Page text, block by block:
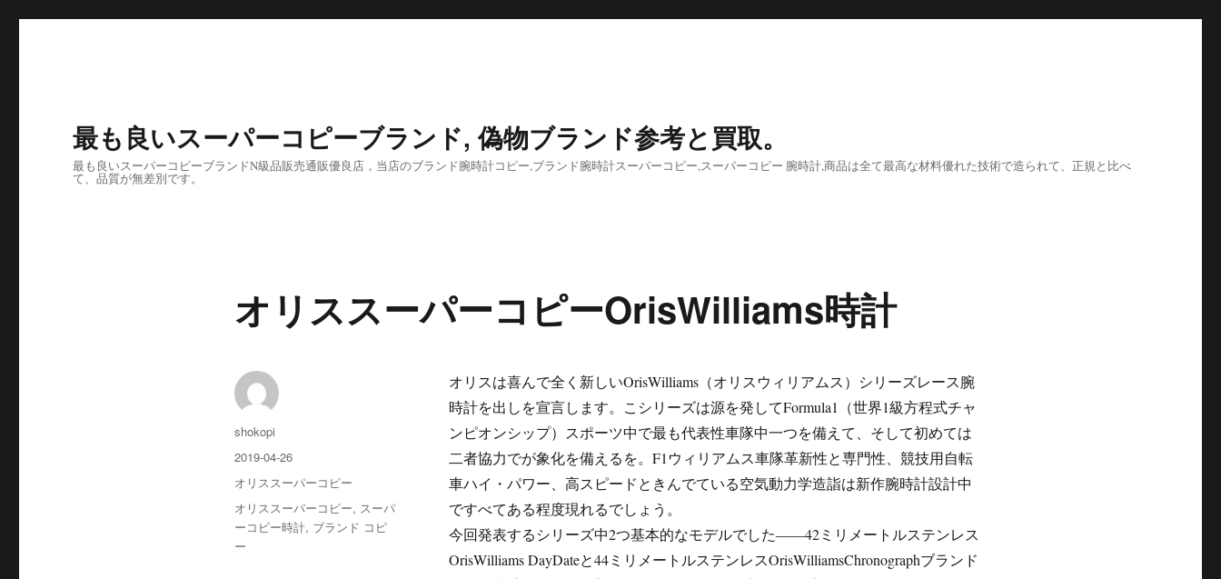
最も良いスーパーコピーブランド, 偽物ブランド参考と買取。
最も良いスーパーコピーブランドN級品販売通販優良店，当店のブランド腕時計コピー,ブランド腕時計スーパーコピー,スーパーコピー 腕時計,商品は全て最高な材料優れた技術で造られて、正規と比べ
て、品質が無差別です。
オリススーパーコピーOrisWilliams時計
オリスは喜んで全く新しいOrisWilliams（オリスウィリアムス）シリーズレース腕
時計を出しを宣言します。こシリーズは源を発してFormula1（世界1級方程式チャ
ンピオンシップ）スポーツ中で最も代表性車隊中一つを備えて、そして初めては
二者協力でが象化を備えるを。F1ウィリアムス車隊革新性と専門性、競技用自転
車ハイ・パワー、高スピードときんでている空気動力学造詣は新作腕時計設計中
ですべてある程度現れるでしょう。
今回発表するシリーズ中2つ基本的なモデルでした――42ミリメートルステンレス
OrisWilliams DayDateと44ミリメートルステンレスOrisWilliamsChronographブランド
投
稿
shokopi
投
稿
日:
2019-04-26
カ
テ
ゴ
オリススーパーコピー
タ
グ
オリススーパーコピー, スーパ
ーコピー時計, ブランド コピ
ー